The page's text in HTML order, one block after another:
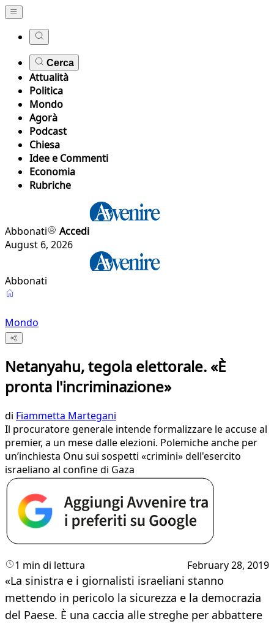
Cerca
Attualità
Politica
Mondo
Agorà
Podcast
Chiesa
Idee e Commenti
Economia
Rubriche
Abbonati
Accedi
August 6, 2026
Abbonati
Mondo
Netanyahu, tegola elettorale. «È
pronta l'incriminazione»
di Fiammetta Martegani
Il procuratore generale intende formalizzare le accuse al
premier, a un mese dalle elezioni. Polemiche anche per
un’inchiesta Onu sui sospetti «crimini» dell'esercito
israeliano al confine di Gaza
1 min di lettura February 28, 2019
«La sinistra e i giornalisti israeliani stanno
mettendo in pericolo la sicurezza e la democrazia
del Paese. È una caccia alle streghe per abbattere